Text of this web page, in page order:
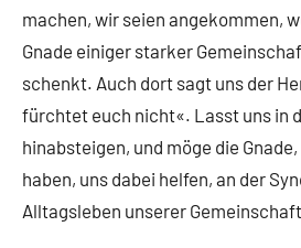
machen, wir seien angekommen,
Gnade einiger starker
schenkt. Auch dort sagt uns der
fürchtet euch nicht«. Lasst uns in
hinabsteigen, und möge die
haben, uns dabei helfen, an der
Alltagsleben unserer